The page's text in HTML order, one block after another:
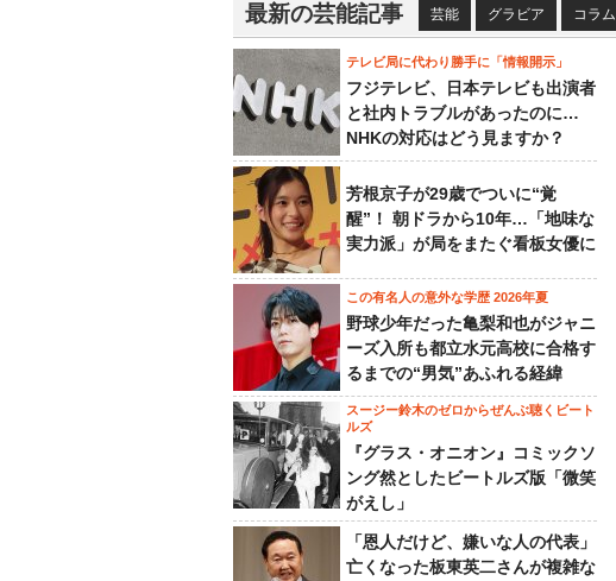
最新の芸能記事 芸能 グラビア コラム
テレビ局に代わり勝手に「情報開示」
フジテレビ、日本テレビも出演者
と社内トラブルがあったのに…
NHKの対応はどう見ますか？
芳根京子が29歳でついに“覚
醒”！ 朝ドラから10年…「地味な
実力派」が局をまたぐ看板女優に
この有名人の意外な学歴 2026年夏
野球少年だった亀梨和也がジャニ
ーズ入所も都立水元高校に合格す
るまでの“男気”あふれる経緯
スージー鈴木のゼロからぜんぶ聴くビート
ルズ
『グラス・オニオン』コミックソ
ング然としたビートルズ版「微笑
がえし」
「恩人だけど、嫌いな人の代表」
亡くなった板東英二さんが複雑な